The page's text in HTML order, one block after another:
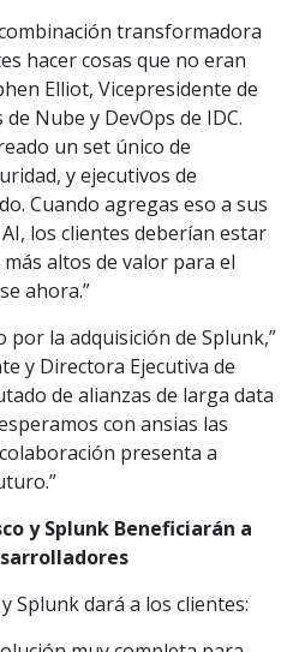
transformadora
hacer cosas que no eran
Elliot, Vicepresidente de
Nube y DevOps de IDC.
un set único de
y ejecutivos de
Cuando agregas eso a sus
los clientes deberían estar
altos de valor para el
ahora.”
por la adquisición de Splunk,”
y Directora Ejecutiva de
de alianzas de larga data
con ansias las
presenta a
y Splunk Beneficiarán a
Splunk dará a los clientes: